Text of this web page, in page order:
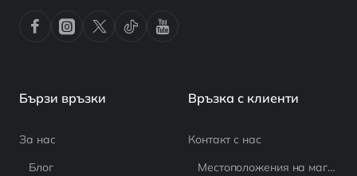
Бързи връзки
За нас
Блог
Връзка с клиенти
Контакт с нас
Местоположения на магазина